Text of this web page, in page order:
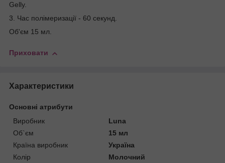
Gelly.
3. Час полімеризації - 60 секунд.
Об'єм 15 мл.
Приховати
Характеристики
Основні атрибути
Виробник
Luna
Об`єм
15 мл
Країна виробник
Україна
Колір
Молочний